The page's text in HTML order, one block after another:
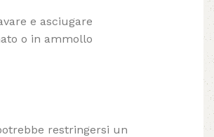
e asciugare
o in ammollo
restringersi un